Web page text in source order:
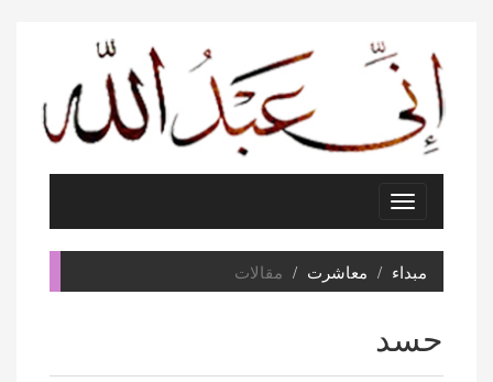
Toggle
navigation
مبداء
معاشرت مقالات
حسد